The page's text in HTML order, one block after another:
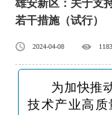
雄安新区：关于支
若干措施（试行）
2024-04-08 1183
为加快推
技术产业高